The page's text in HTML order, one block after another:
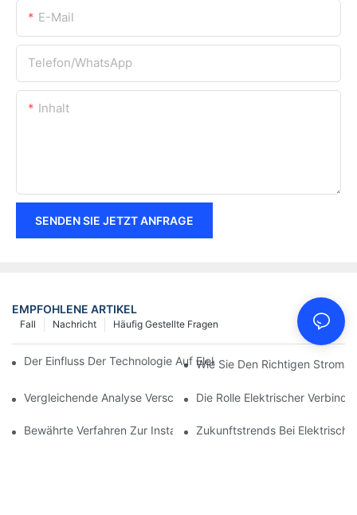
E-Mail
Telefon/WhatsApp
Inhalt
SENDEN SIE JETZT ANFRAGE
EMPFOHLENE ARTIKEL
Häufig Gestellte Fragen
Nachricht
Fall
Der Einfluss Der Technologie Auf Elektrische Verbindungen In
Wie Sie Den Richtigen
Vergleichende Analyse Verschiedener Arten Von Elektrischen
Die Rolle Elektrischer
Bewährte Verfahren Zur Instandhaltung Elektrischer
Zukunftstrends Bei